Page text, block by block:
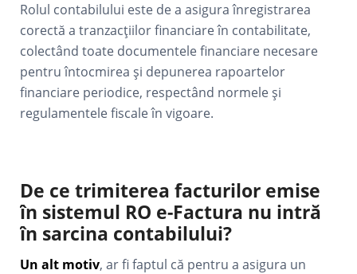
Rolul contabilului este de a asigura înregistrarea
corectă a tranzacțiilor financiare în contabilitate,
colectând toate documentele financiare necesare
pentru întocmirea și depunerea rapoartelor
financiare periodice, respectând normele și
regulamentele fiscale în vigoare.
De ce trimiterea facturilor emise
în sistemul RO e-Factura nu intră
în sarcina contabilului?
Un alt motiv, ar fi faptul că pentru a asigura un